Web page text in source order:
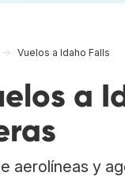
Vuelos a Idaho Falls
a
aerolíneas y